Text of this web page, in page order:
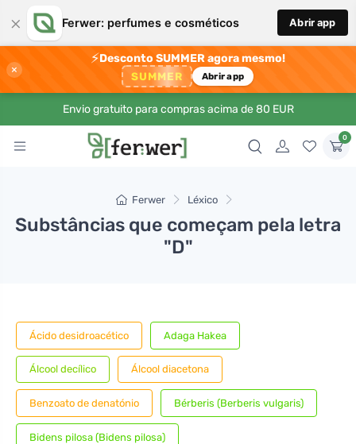
× Ferwer: perfumes e cosméticos Abrir app
×
⚡Desconto SUMMER agora mesmo!
SUMMER Abrir app
Envio gratuito para compras acima de 80 EUR
0
Ferwer Léxico
Substâncias que começam pela letra
"D"
Ácido desidroacético Adaga Hakea
Álcool decílico Álcool diacetona
Benzoato de denatónio Bérberis (Berberis vulgaris)
Bidens pilosa (Bidens pilosa)